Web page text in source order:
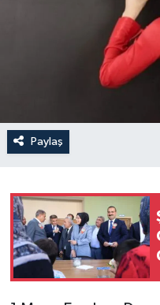
Paylaş